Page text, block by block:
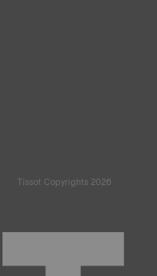
Tissot Copyrights 2026